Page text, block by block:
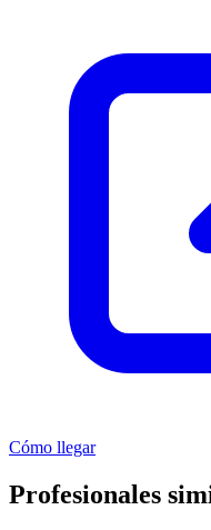
Cómo llegar
Profesionales